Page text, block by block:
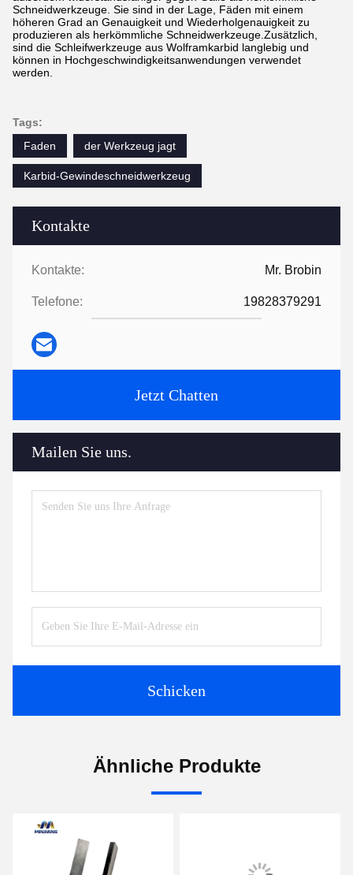
Kontakte
Kontakte: Mr. Brobin
Telefone: 19828379291
Jetzt Chatten
Mailen Sie uns.
Schicken
Schneidwerkzeuge. Sie sind in der Lage, Fäden mit einem
höheren Grad an Genauigkeit und Wiederholgenauigkeit zu
produzieren als herkömmliche Schneidwerkzeuge.Zusätzlich,
sind die Schleifwerkzeuge aus Wolframkarbid langlebig und
können in Hochgeschwindigkeitsanwendungen verwendet
werden.
Tags:
Faden
der Werkzeug jagt
Karbid-Gewindeschneidwerkzeug
Ähnliche Produkte